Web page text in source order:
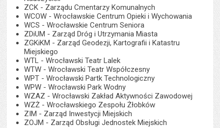
ZCK - Zarządu Cmentarzy Komunalnych
WCOW - Wrocławskie Centrum Opieki i Wychowania
WCS - Wrocławskie Centrum Seniora
ZDiUM - Zarząd Dróg i Utrzymania Miasta
ZGKiKM - Zarząd Geodezji, Kartografii i Katastru
Miejskiego
WTL - Wrocławski Teatr Lalek
WTW - Wrocławski Teatr Współczesny
WPT - Wrocławski Partk Technologiczny
WPW - Wrocławski Park Wodny
WZAZ - Wrocławski Zakład Aktywności Zawodowej
WZŻ - Wrocławskiego Zespołu Żłobków
ZIM - Zarząd Inwestycji Miejskich
ZOJM - Zarząd Obsługi Jednostek Miejskich